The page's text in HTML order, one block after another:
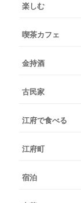
楽しむ
喫茶カフェ
金持酒
古民家
江府で食べる
江府町
宿泊